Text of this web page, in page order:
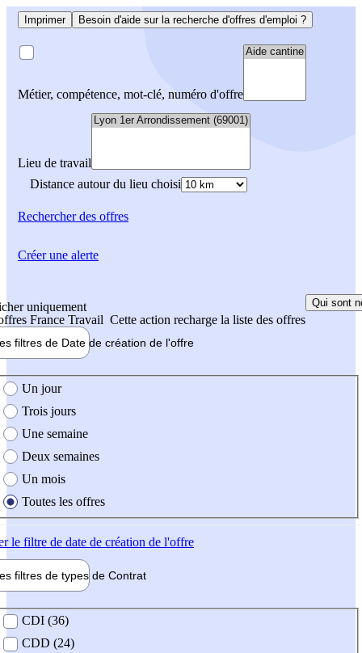
Imprimer Besoin d'aide sur la recherche d'offres d'emploi ?
Métier, compétence, mot-clé, numéro d'offre
Lieu de travail
Distance autour du lieu choisi
Rechercherdes offres
uniquement
France Travail Cette action recharge la liste des offres
Qui sont
filtres de Date de création de l'offre
création de l'offre
Un jour
Trois jours
Une semaine
Deux semaines
Un mois
Toutes les offres
le filtre de date de création de l'offre
filtres de types de Contrat
contrat
CDI (36)
CDD (24)
Créer une alerte